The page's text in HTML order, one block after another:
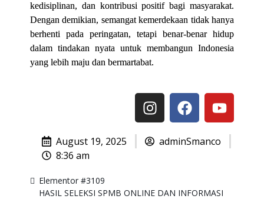
kedisiplinan, dan kontribusi positif bagi masyarakat.
Dengan demikian, semangat kemerdekaan tidak hanya
berhenti pada peringatan, tetapi benar-benar hidup
dalam tindakan nyata untuk membangun Indonesia
yang lebih maju dan bermartabat.
August 19, 2025
adminSmanco
8:36 am
Elementor #3109
HASIL SELEKSI SPMB ONLINE DAN INFORMASI